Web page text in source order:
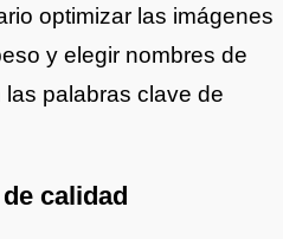
optimizar las imágenes
y elegir nombres de
palabras clave de
calidad